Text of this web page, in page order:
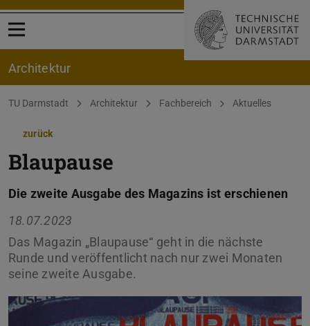
Menü öffnen
Architektur
Sie befinden sich hier:
TU Darmstadt Architektur Fachbereich Aktuelles
zurück
Blaupause
Die zweite Ausgabe des Magazins ist erschienen
18.07.2023
Das Magazin „Blaupause“ geht in die nächste
Runde und veröffentlicht nach nur zwei Monaten
seine zweite Ausgabe.